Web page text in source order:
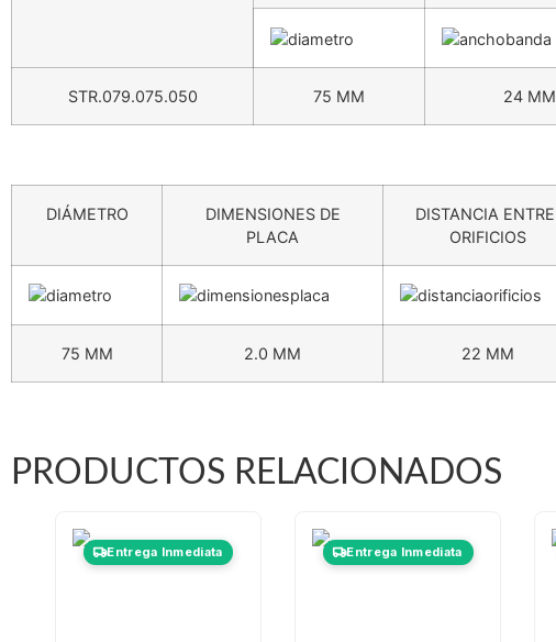
STR.079.075.050 75 MM 24 MM
DIÁMETRO
DIMENSIONES DE
PLACA
DISTANCIA ENTRE
ORIFICIOS
75 MM 2.0 MM 22 MM
PRODUCTOS RELACIONADOS
Entrega Inmediata Entrega Inmediata